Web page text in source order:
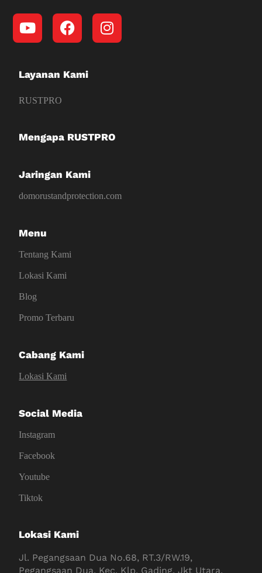
Layanan Kami
RUSTPRO
Mengapa RUSTPRO
Jaringan Kami
domorustandprotection.com
Menu
Tentang Kami
Lokasi Kami
Blog
Promo Terbaru
Cabang Kami
Lokasi Kami
Social Media
Instagram
Facebook
Youtube
Tiktok
Lokasi Kami
Jl. Pegangsaan Dua No.68, RT.3/RW.19,
Pegangsaan Dua, Kec. Klp. Gading, Jkt Utara,